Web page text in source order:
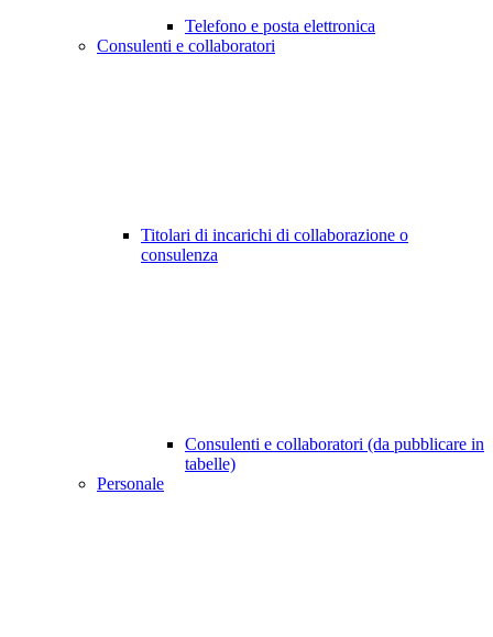
Telefono e posta elettronica
Consulenti e collaboratori
Titolari di incarichi di collaborazione o
consulenza
Consulenti e collaboratori (da pubblicare in
tabelle)
Personale